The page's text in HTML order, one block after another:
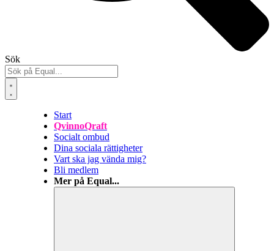
Sök
Start
QvinnoQraft
Socialt ombud
Dina sociala rättigheter
Vart ska jag vända mig?
Bli medlem
Mer på Equal...